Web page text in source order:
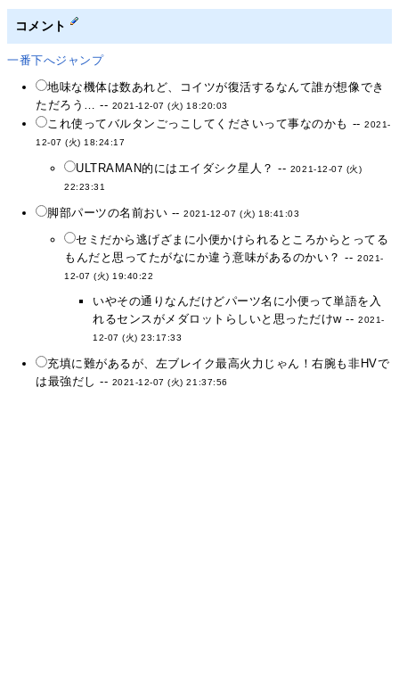
コメント
一番下へジャンプ
地味な機体は数あれど、コイツが復活するなんて誰が想像でき
ただろう… -- 2021-12-07 (火) 18:20:03
これ使ってバルタンごっこしてくださいって事なのかも --2021-
12-07 (火) 18:24:17
ULTRAMAN的にはエイダシク星人？ -- 2021-12-07 (火)
22:23:31
脚部パーツの名前おい --2021-12-07 (火) 18:41:03
セミだから逃げざまに小便かけられるところからとってる
もんだと思ってたがなにか違う意味があるのかい？ --2021-
12-07 (火) 19:40:22
いやその通りなんだけどパーツ名に小便って単語を入
れるセンスがメダロットらしいと思っただけw --2021-
12-07 (火) 23:17:33
充填に難があるが、左ブレイク最高火力じゃん！右腕も非HVで
は最強だし -- 2021-12-07 (火) 21:37:56